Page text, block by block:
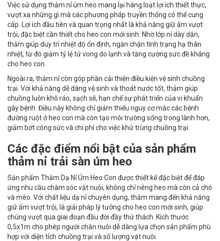
Việc sử dụng thảm nỉ úm heo mang lại hàng loạt lợi ích thiết thực,
vượt xa những gì mà các phương pháp truyền thống có thể cung
cấp. Lợi ích đầu tiên và quan trọng nhất là khả năng giữ ấm vượt
trội, đặc biệt cần thiết cho heo con mới sinh. Nhờ lớp nỉ dày dặn,
thảm giúp duy trì nhiệt độ ổn định, ngăn chặn tình trạng hạ thân
nhiệt, từ đó giảm tỷ lệ tử vong do lạnh và tăng cường sức đề kháng
cho heo con.
Ngoài ra, thảm nỉ còn góp phần cải thiện điều kiện vệ sinh chuồng
trại. Với khả năng dễ dàng vệ sinh và thoát nước tốt, thảm giúp
chuồng luôn khô ráo, sạch sẽ, hạn chế sự phát triển của vi khuẩn
gây bệnh. Điều này không chỉ giảm thiểu nguy cơ mắc các bệnh
đường ruột ở heo con mà còn tạo môi trường sống trong lành hơn,
giảm bớt công sức và chi phí cho việc khử trùng chuồng trại.
Các đặc điểm nổi bật của sản phẩm
thảm nỉ trải sàn úm heo
Sản phẩm Thảm Dạ Nỉ Úm Heo Con được thiết kế đặc biệt để đáp
ứng nhu cầu chăm sóc vật nuôi, không chỉ riêng heo mà còn cả chó
và mèo. Với chất liệu dạ nỉ chuyên dụng, thảm mang đến khả năng
giữ ấm vượt trội, là giải pháp lý tưởng cho heo con mới sinh, giúp
chúng vượt qua giai đoạn đầu đời đầy thử thách. Kích thước
0,5x1m cho phép người chăn nuôi dễ dàng lựa chọn sản phẩm phù
hợp với diện tích chuồng trại và số lượng vật nuôi.